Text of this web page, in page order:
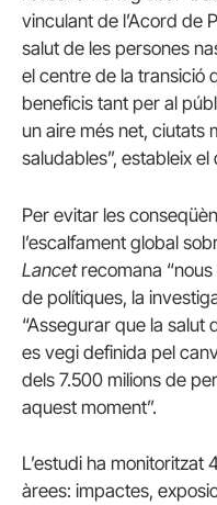
vinculant de l’Acord de
salut de les persones
el centre de la transició
beneficis tant per al
un aire més net, ciutats
saludables”, estableix
Per evitar les
l’escalfament global
Lancetrecomana “nous
de polítiques, la
“Assegurar que la salut
es vegi definida pel
dels 7.500 milions de
aquest moment”.
L’estudi ha monitoritzat
àrees: impactes,